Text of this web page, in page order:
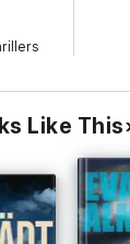
Like This